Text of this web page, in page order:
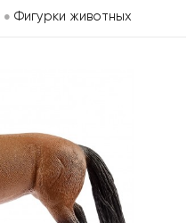
Фигурки животных